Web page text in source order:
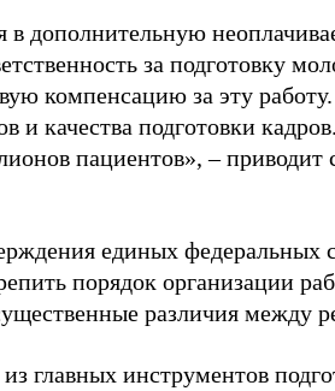
в дополнительную
за подготовку
компенсацию за эту
и качества подготовки
пациентов», – приводит
единых федеральных
порядок организации
различия между
главных инструментов